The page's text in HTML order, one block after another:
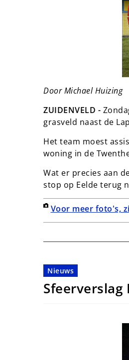
Door Michael Huizing
ZUIDENVELD -
grasveld naast de
Het team moest
woning in de
Wat er precies aan
stop op Eelde terug
Voor meer foto's,
Nieuws